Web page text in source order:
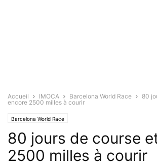
Accueil IMOCA Barcelona World Race
80
encore 2500 milles à courir
Barcelona World Race
80 jours de course
2500 milles à courir